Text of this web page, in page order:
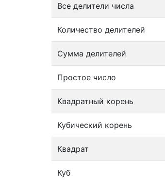
Все делители числа
Количество делителей
Сумма делителей
Простое число
Квадратный корень
Кубический корень
Квадрат
Куб